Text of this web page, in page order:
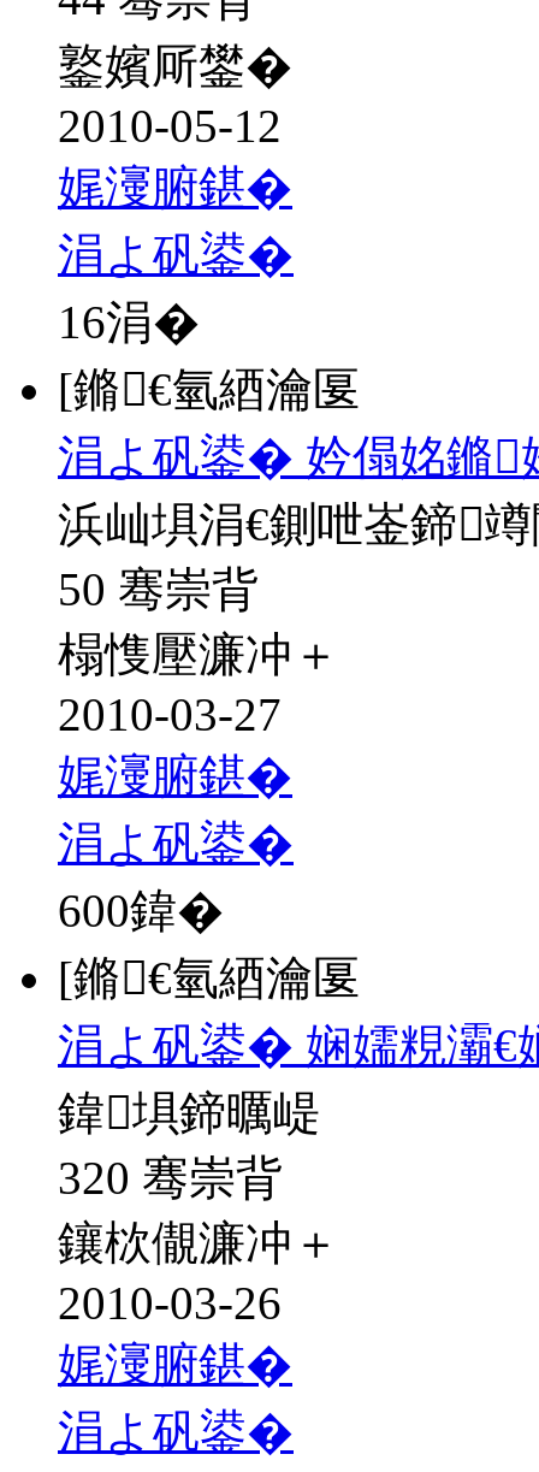
鐜嬪厛鐢�
2010-05-12
娓濅腑鍖�
涓よ矾鍙�
16涓�
[鏅€氫綇瀹匽
涓よ矾鍙� 妗傝姳鏅
浜屾埧涓€鍘呭崟鍗
50 骞崇背
榻愯壓濂冲＋
2010-03-27
娓濅腑鍖�
涓よ矾鍙�
600鍏�
[鏅€氫綇瀹匽
涓よ矾鍙� 娴嬬粯灞
鍏埧鍗曞崼
320 骞崇背
鑲栨儬濂冲＋
2010-03-26
娓濅腑鍖�
涓よ矾鍙�